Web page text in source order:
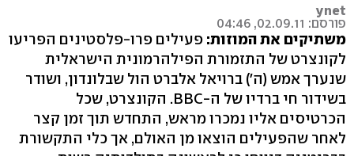
ynet
פורסם: 02.09.11, 04:46
משתיקים את המוזות: פעילים פרו-פלסטינים הפריעו
לקונצרט של התזמורת הפילהרמונית הישראלית
שנערך אמש (ה') ברויאל אלברט הול שבלונדון, ושודר
בשידור חי ברדיו של ה-BBC. הקונצרט, שכל
הכרטיסים אליו נמכרו מראש, התחדש תוך זמן קצר
לאחר שהפעילים הוצאו מן האולם, אך כלי התקשורת